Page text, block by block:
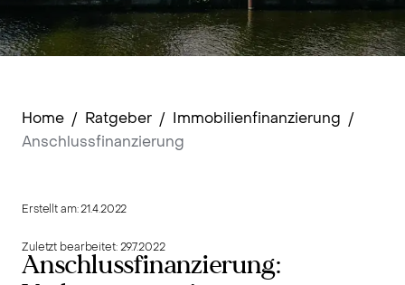
Home / Ratgeber / Immobilienfinanzierung /
Anschlussfinanzierung
Erstellt am:21.4.2022
Zuletzt bearbeitet:29.7.2022
Anschlussfinanzierung: